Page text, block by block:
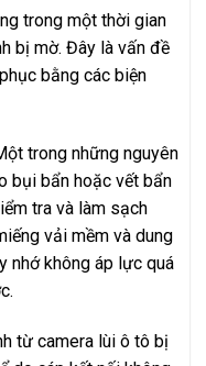
trong một thời gian
bị mờ. Đây là vấn đề
bằng các biện
trong những nguyên
bụi bẩn hoặc vết bẩn
tra và làm sạch
vải mềm và dung
nhớ không áp lực quá
từ camera lùi ô tô bị